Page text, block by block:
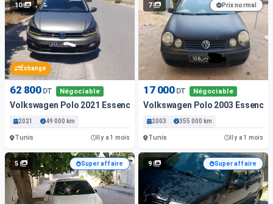
10
Échange
62 800 DT Négociable
Volkswagen Polo 2021 Essence Tunis
2021 49 000 km
Tunis Il y a 1 mois
7 Prix normal
17 000 DT Négociable
Volkswagen Polo 2003 Essence
2003 355 000 km
Tunis Il y a 1 mois
5 Super affaire 9 Super affaire